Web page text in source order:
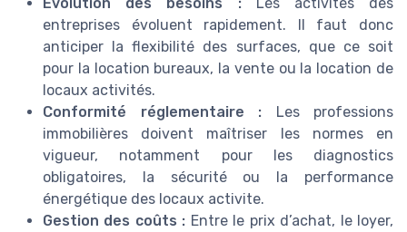
entreprises évoluent rapidement. Il faut donc
anticiper la flexibilité des surfaces, que ce soit
pour la location bureaux, la vente ou la location de
locaux activités.
Conformité réglementaire : Les professions
immobilières doivent maîtriser les normes en
vigueur, notamment pour les diagnostics
obligatoires, la sécurité ou la performance
énergétique des locaux activite.
Gestion des coûts : Entre le prix d’achat, le loyer,